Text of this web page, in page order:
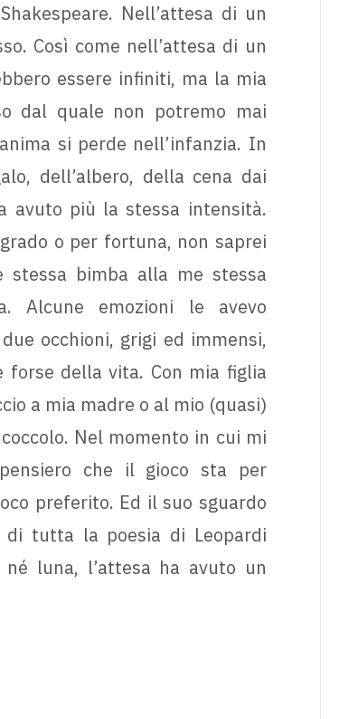
Nell’attesa di un
Così come nell’attesa di un
essere infiniti, ma la mia
dal quale non potremo mai
si perde nell’infanzia. In
dell’albero, della cena dai
avuto più la stessa intensità.
o per fortuna, non saprei
stessa bimba alla me stessa
Alcune emozioni le avevo
occhioni, grigi ed immensi,
forse della vita. Con mia figlia
a mia madre o al mio (quasi)
Nel momento in cui mi
che il gioco sta per
preferito. Ed il suo sguardo
di tutta la poesia di Leopardi
luna, l’attesa ha avuto un